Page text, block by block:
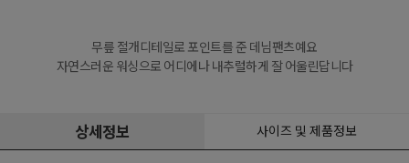
무릎 절개디테일로 포인트를 준 데님팬츠예요
자연스러운 워싱으로 어디에나 내추럴하게 잘 어울린답니다
상세정보 사이즈 및 제품정보